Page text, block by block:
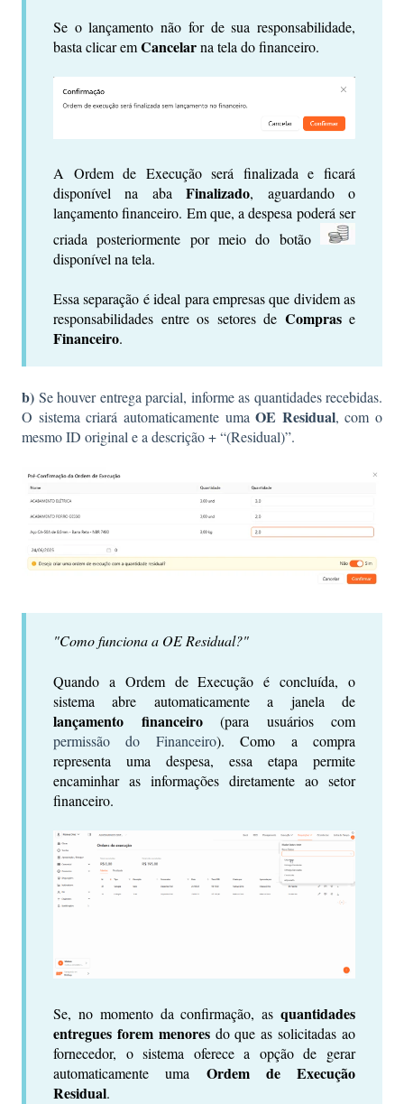
Se o lançamento não for de sua responsabilidade,
basta clicar emCancelarna tela do financeiro.
A Ordem de Execução será finalizada e ficará
disponível na abaFinalizado, aguardando o
lançamento financeiro. Em que, a despesa poderá ser
criada posteriormente por meio do botão
disponível na tela.
Essa separação é ideal para empresas que dividem as
responsabilidades entre os setores de Compras e
Financeiro.
b) Se houver entrega parcial, informe as quantidades recebidas.
O sistema criará automaticamente umaOE Residual, com o
mesmo ID original e a descrição + “(Residual)”.
"Como funciona a OE Residual?"
Quando a Ordem de Execução é concluída, o
sistema abre automaticamente a janela de
lançamento financeiro(para usuários com
permissão do Financeiro). Como a compra
representa uma despesa, essa etapa permite
encaminhar as informações diretamente ao setor
financeiro.
Se, no momento da confirmação, as quantidades
entregues forem menoresdo que as solicitadas ao
fornecedor, o sistema oferece a opção de gerar
automaticamente uma Ordem de Execução
Residual.